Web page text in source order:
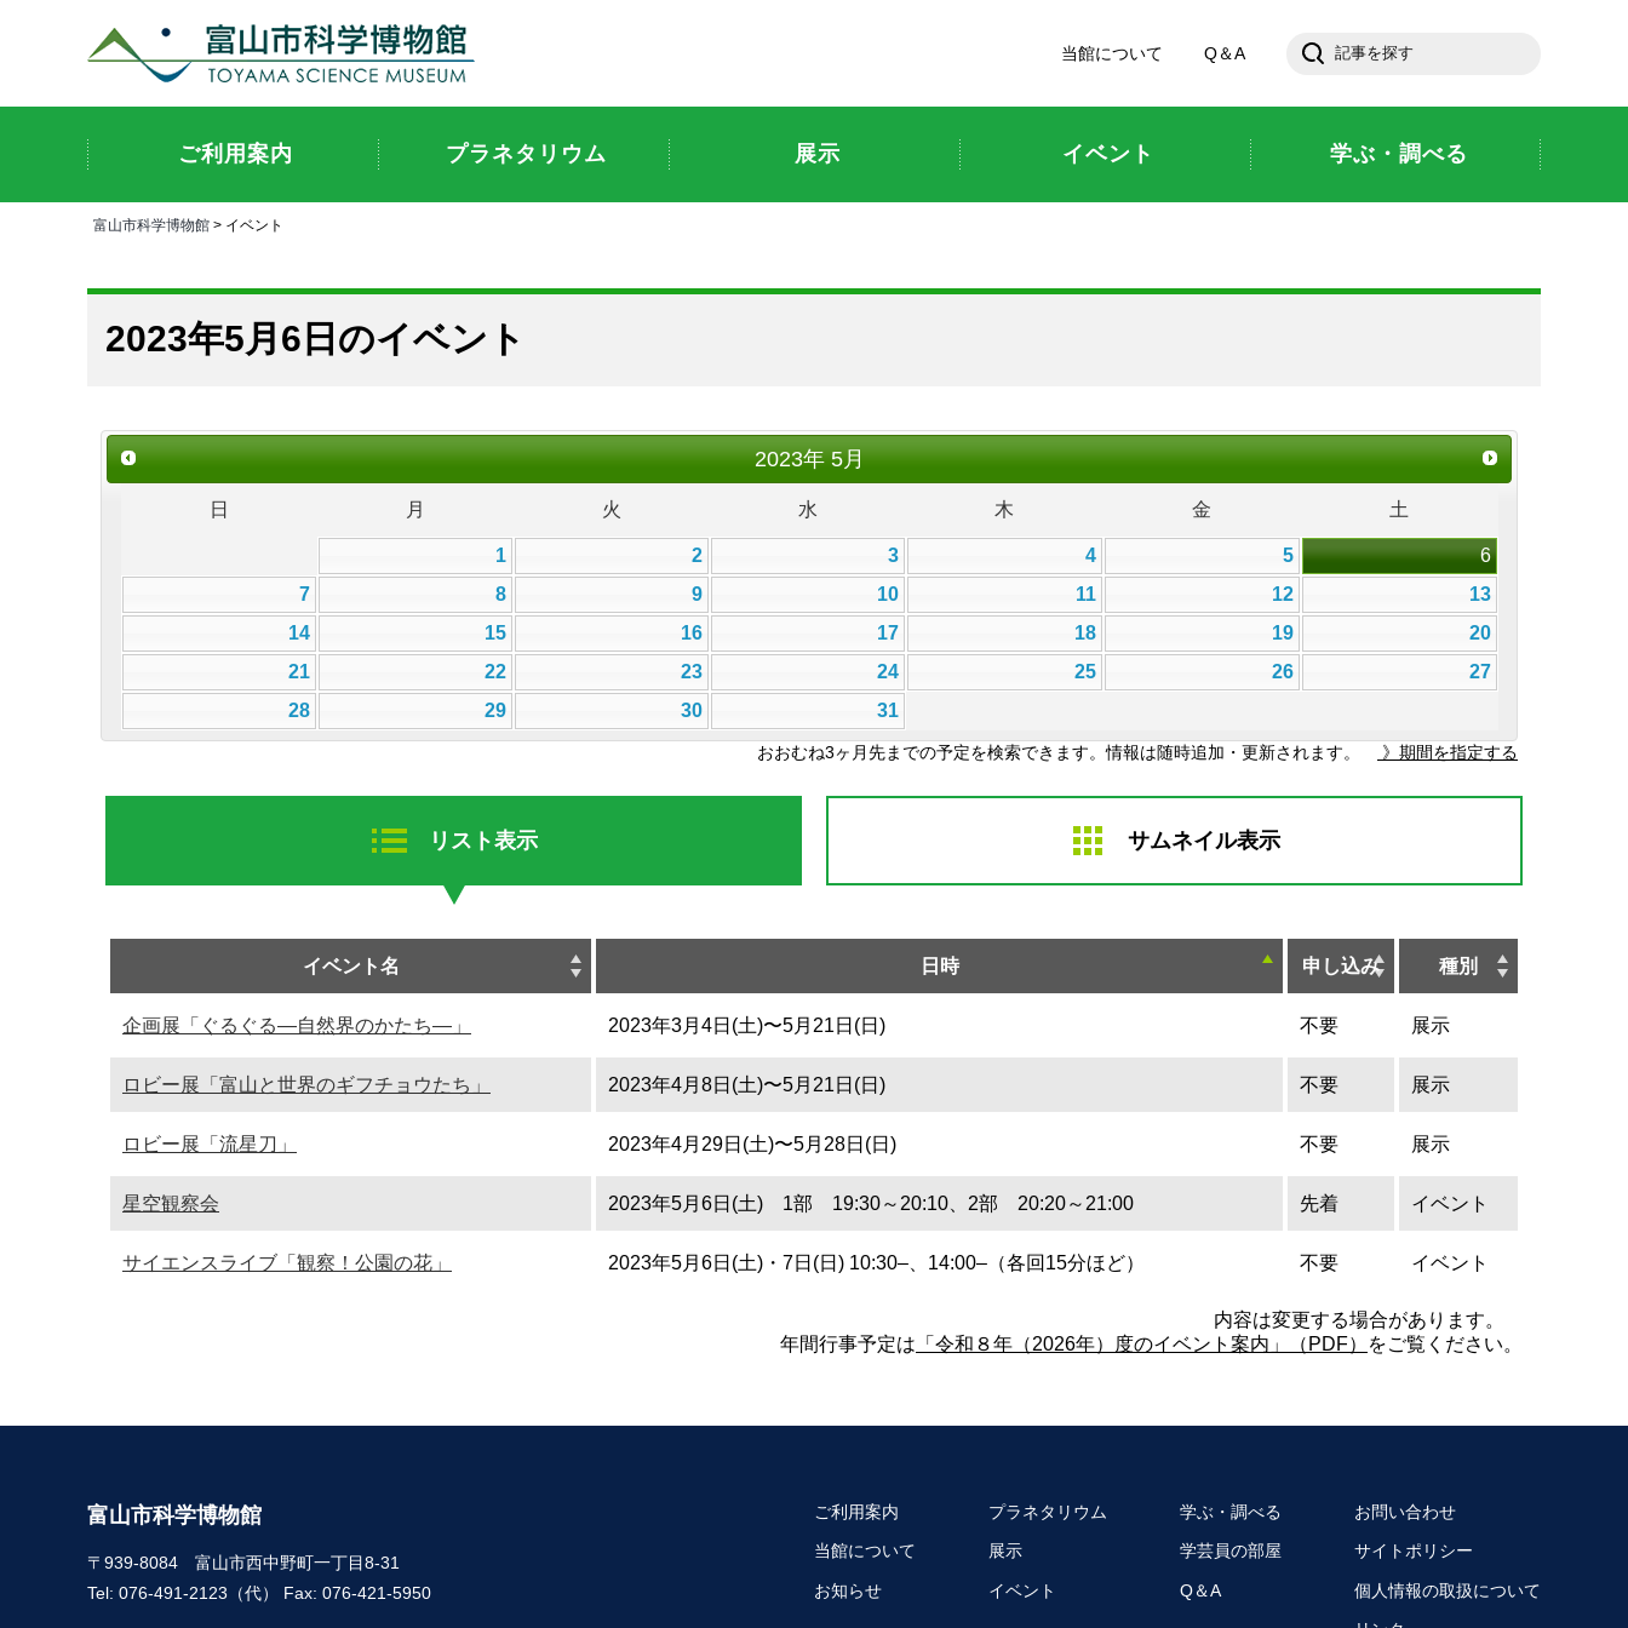
当館について
Q＆A
ご利用案内 プラネタリウム 展示 イベント 学ぶ・調べる
富山市科学博物館 > イベント
2023年5月6日のイベント
2023年5月
日 月 火 水 木 金 土
1 2 3 4 5
6
7
8 9 10 11 12
13
14
15 16 17 18 19
20
21
22 23 24 25 26
27
28
29 30 31
おおむね3ヶ月先までの予定を検索できます。情報は随時追加・更新されます。 》期間を指定する
リスト表示 サムネイル表示
イベント名 日時 申し込み 種別
企画展「ぐるぐる—自然界のかたち—」 2023年3月4日(土)〜5月21日(日) 不要 展示
ロビー展「富山と世界のギフチョウたち」 2023年4月8日(土)〜5月21日(日) 不要 展示
ロビー展「流星刀」 2023年4月29日(土)〜5月28日(日) 不要 展示
星空観察会 2023年5月6日(土) 1部 19:30～20:10、2部 20:20～21:00 先着 イベント
サイエンスライブ「観察！公園の花」 2023年5月6日(土)・7日(日) 10:30–、14:00–（各回15分ほど） 不要 イベント
内容は変更する場合があります。
年間行事予定は 「令和８年（2026年）度のイベント案内」（PDF） をご覧ください。
富山市科学博物館
〒939-8084 富山市西中野町一丁目8-31
Tel: 076-491-2123（代） Fax: 076-421-5950
ご利用案内
当館について
お知らせ
プラネタリウム
展示
イベント
学ぶ・調べる
学芸員の部屋
Q＆A
お問い合わせ
サイトポリシー
個人情報の取扱について